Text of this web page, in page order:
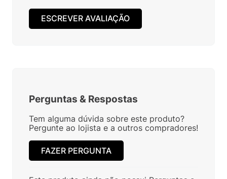
ESCREVER AVALIAÇÃO
Perguntas & Respostas
Tem alguma dúvida sobre este produto?
Pergunte ao lojista e a outros compradores!
FAZER PERGUNTA